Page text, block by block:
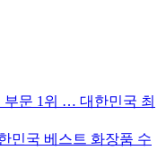
부문 1위 … 대한민국 최
민국 베스트 화장품 수